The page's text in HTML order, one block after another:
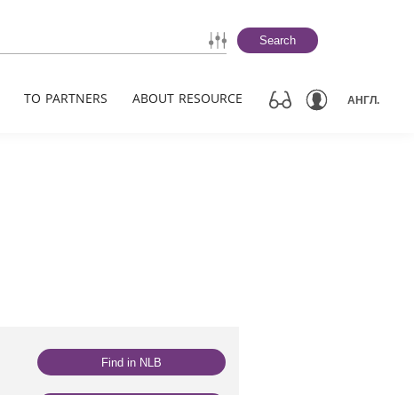
Search
TO PARTNERS ABOUT RESOURCE АНГЛ.
Find in NLB